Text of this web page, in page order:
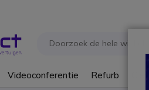
Videoconferentie Refurb